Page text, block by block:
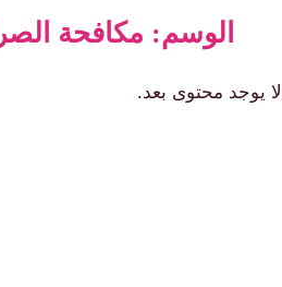
الوسم: مكافحة
لا يوجد محتوى بعد.